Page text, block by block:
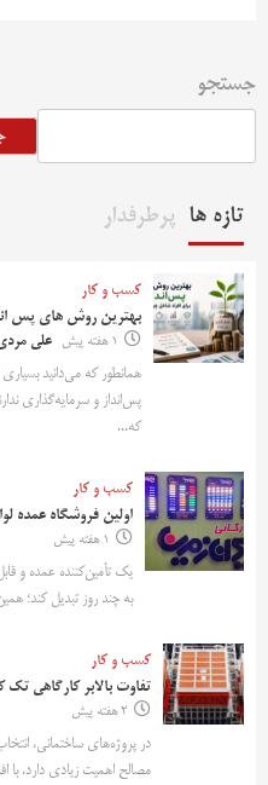
جستجو
تازه ها پرطرفدار
کسب و کار
بهترین روش‌ های پس‌
1 هفته پیش
علی
همانطور که می‌دانید
پس‌انداز و سرمایه‌گذاری
که...
کسب و کار
اولین فروشگاه عمده
1 هفته پیش
یک تأمین‌کننده عمده و قابل
به چند روز تبدیل کند؛
کسب و کار
تفاوت بالابر کارگاهی تک
2 هفته پیش
در پروژه‌های ساختمانی،
مصالح اهمیت زیادی دارد. با